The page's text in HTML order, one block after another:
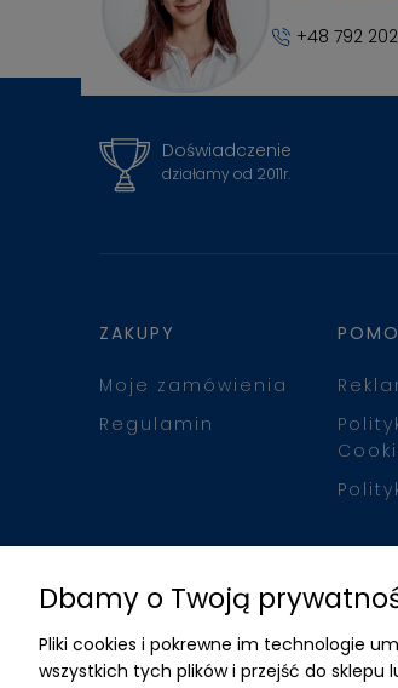
+48 792
Doświadczenie
działamy od 2011r.
ZAKUPY
Moje zamówienia
Regulamin
Dbamy o Twoją
Pliki cookies i pokrewne im technologie
wszystkich tych plików i przejść do